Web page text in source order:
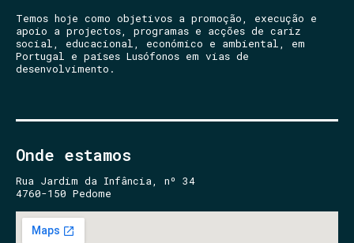
Temos hoje como objetivos a promoção, execução e
apoio a projectos, programas e acções de cariz
social, educacional, económico e ambiental, em
Portugal e países Lusófonos em vias de
desenvolvimento.
Onde estamos
Rua Jardim da Infância, nº 34
4760-150 Pedome